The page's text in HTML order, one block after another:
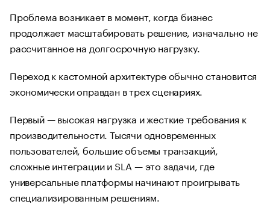
Проблема возникает в момент, когда бизнес
продолжает масштабировать решение, изначально не
рассчитанное на долгосрочную нагрузку.
Переход к кастомной архитектуре обычно становится
экономически оправдан в трех сценариях.
Первый — высокая нагрузка и жесткие требования к
производительности. Тысячи одновременных
пользователей, большие объемы транзакций,
сложные интеграции и SLA — это задачи, где
универсальные платформы начинают проигрывать
специализированным решениям.